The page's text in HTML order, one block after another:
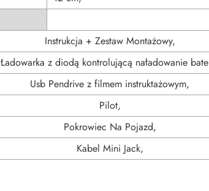
Instrukcja + Zestaw Montażowy,
Ładowarka z diodą kontrolującą naładowanie
Usb Pendrive z filmem instruktażowym,
Pilot,
Pokrowiec Na Pojazd,
Kabel Mini Jack,